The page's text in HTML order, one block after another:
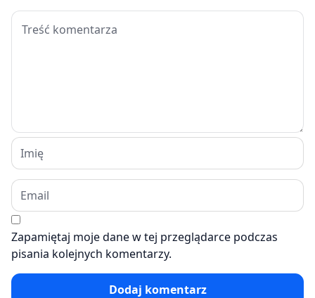
Zapamiętaj moje dane w tej przeglądarce podczas
pisania kolejnych komentarzy.
Dodaj komentarz